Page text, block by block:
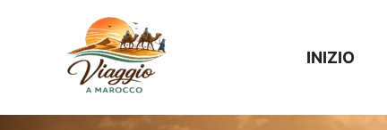
contenuto
INIZIO